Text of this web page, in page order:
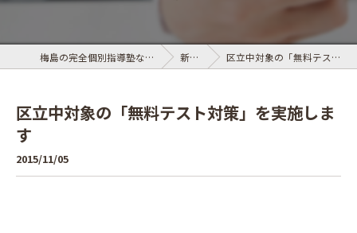
梅島の完全個別指導塾なら英才個別学院 梅島校 新着情報 区立中対象の「無料テスト対策」を実施します
区立中対象の「無料テスト対策」を実施しま
す
2015/11/05